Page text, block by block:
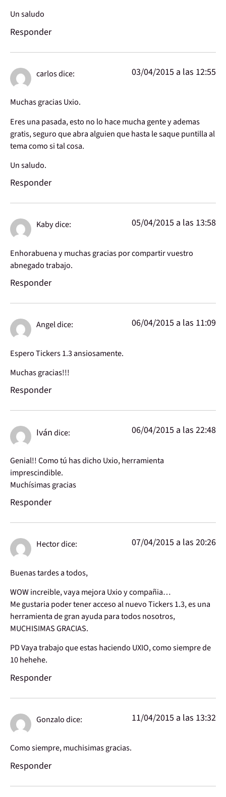
Un saludo
Responder
carlosdice: 03/04/2015 a las 12:55
Muchas gracias Uxio.
Eres una pasada, esto no lo hace mucha gente y ademas
gratis, seguro que abra alguien que hasta le saque puntilla al
tema como si tal cosa.
Un saludo.
Responder
Kabydice: 05/04/2015 a las 13:58
Enhorabuena y muchas gracias por compartir vuestro
abnegado trabajo.
Responder
Angeldice: 06/04/2015 a las 11:09
Espero Tickers 1.3 ansiosamente.
Muchas gracias!!!
Responder
Ivándice: 06/04/2015 a las 22:48
Genial!! Como tú has dicho Uxio, herramienta
imprescindible.
Muchísimas gracias
Responder
Hectordice: 07/04/2015 a las 20:26
Buenas tardes a todos,
WOW increible, vaya mejora Uxio y compañia…
Me gustaria poder tener acceso al nuevo Tickers 1.3, es una
herramienta de gran ayuda para todos nosotros,
MUCHISIMAS GRACIAS.
PD Vaya trabajo que estas haciendo UXIO, como siempre de
10 hehehe.
Responder
Gonzalodice: 11/04/2015 a las 13:32
Como siempre, muchisimas gracias.
Responder